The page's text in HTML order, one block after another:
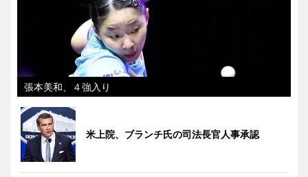
張本美和、４強入り
米上院、ブランチ氏の司法長官人事承認